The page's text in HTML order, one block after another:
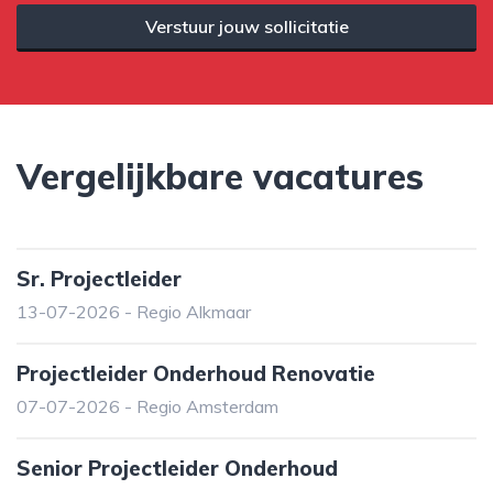
Verstuur jouw sollicitatie
Vergelijkbare vacatures
Sr. Projectleider
13-07-2026 - Regio Alkmaar
Projectleider Onderhoud Renovatie
07-07-2026 - Regio Amsterdam
Senior Projectleider Onderhoud